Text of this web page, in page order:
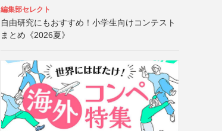
編集部セレクト
自由研究にもおすすめ！小学生向けコンテスト
まとめ《2026夏》